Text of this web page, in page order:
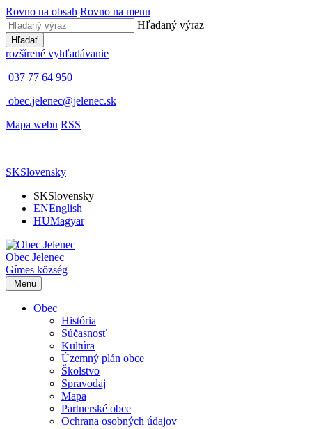
Rovno na obsah Rovno na menu
Hľadaný výraz
Hľadať
rozšírené vyhľadávanie
037 77 64 950
obec.jelenec@jelenec.sk
Mapa webu RSS
SKSlovensky
SKSlovensky
ENEnglish
HUMagyar
Obec Jelenec
Gímes község
Menu
Obec
História
Súčasnosť
Kultúra
Územný plán obce
Školstvo
Spravodaj
Mapa
Partnerské obce
Ochrana osobných údajov